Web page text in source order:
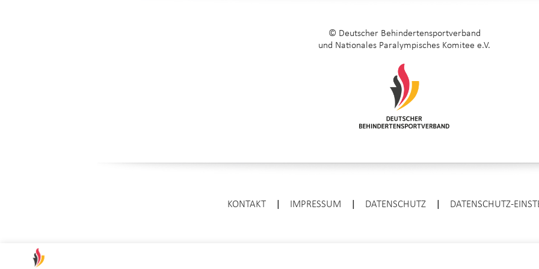
© Deutscher Behindertensportverband
und Nationales Paralympisches Komitee e.V.
KONTAKT IMPRESSUM DATENSCHUTZ DATENSCHUTZ-